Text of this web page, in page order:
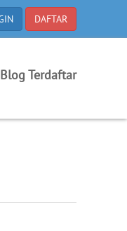
Blog Terdaftar